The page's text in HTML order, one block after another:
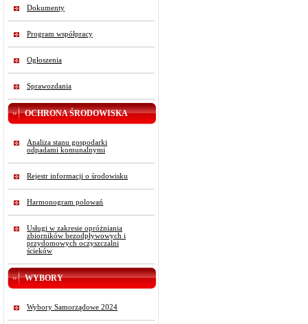
Dokumenty
Program współpracy
Ogłoszenia
Sprawozdania
OCHRONA ŚRODOWISKA
Analiza stanu gospodarki
odpadami komunalnymi
Rejestr informacji o środowisku
Harmonogram polowań
Usługi w zakresie opróżniania
zbiorników bezodpływowych i
przydomowych oczyszczalni
ścieków
WYBORY
Wybory Samorządowe 2024